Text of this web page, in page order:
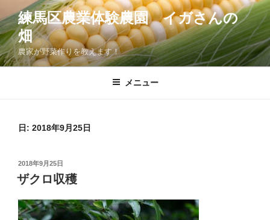
ン
テ
ン
ツ
練馬区農業体験農園 イガさんの
畑
農家が野菜作りを教えます！
メニュー
日: 2018年9月25日
投
稿
日:
2018年9月25日
ザクロ収穫